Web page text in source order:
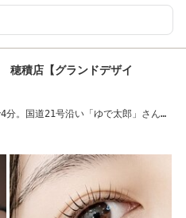
積店【グランドデザイ
分。国道21号沿い「ゆで太郎」さんの